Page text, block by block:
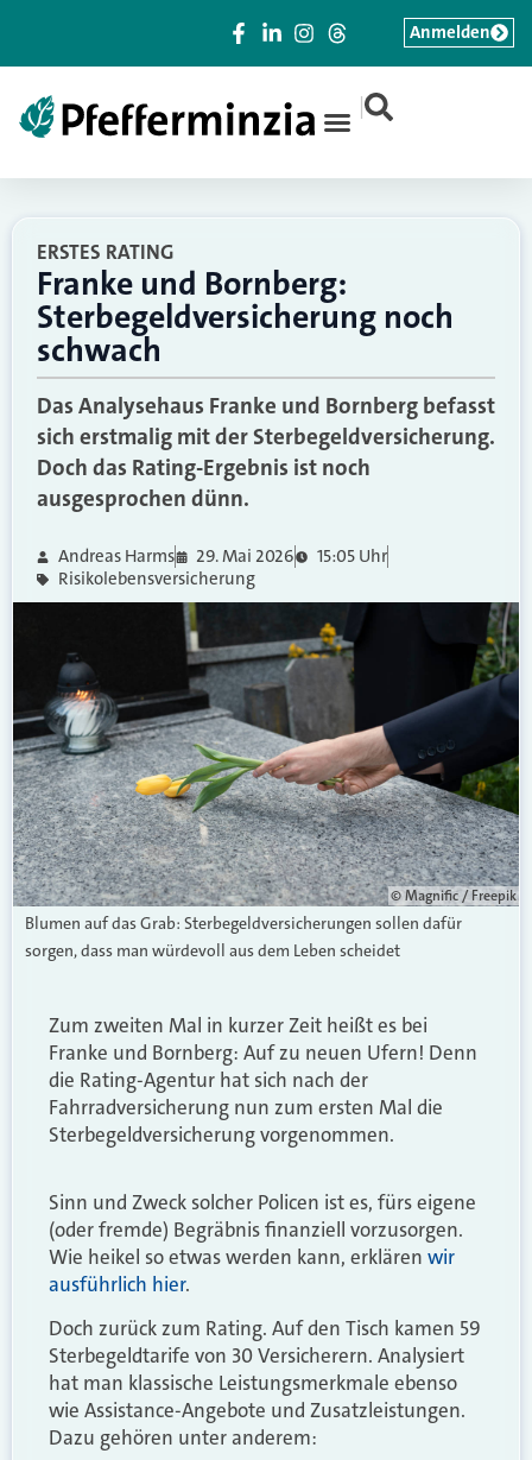
|
Anmelden
ERSTES RATING
Franke und Bornberg:
Sterbegeldversicherung noch
schwach
Das Analysehaus Franke und Bornberg befasst
sich erstmalig mit der Sterbegeldversicherung.
Doch das Rating-Ergebnis ist noch
ausgesprochen dünn.
Andreas Harms 29. Mai 2026
15:05 Uhr
Risikolebensversicherung
© Magnific / Freepik
Blumen auf das Grab: Sterbegeldversicherungen sollen dafür
sorgen, dass man würdevoll aus dem Leben scheidet
Zum zweiten Mal in kurzer Zeit heißt es bei
Franke und Bornberg: Auf zu neuen Ufern! Denn
die Rating-Agentur hat sich nach der
Fahrradversicherung nun zum ersten Mal die
Sterbegeldversicherung vorgenommen.
Sinn und Zweck solcher Policen ist es, fürs eigene
(oder fremde) Begräbnis finanziell vorzusorgen.
Wie heikel so etwas werden kann, erklären wir
ausführlich hier.
Doch zurück zum Rating. Auf den Tisch kamen 59
Sterbegeldtarife von 30 Versicherern. Analysiert
hat man klassische Leistungsmerkmale ebenso
wie Assistance-Angebote und Zusatzleistungen.
Dazu gehören unter anderem: